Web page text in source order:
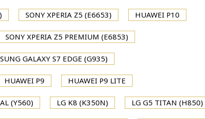
SONY XPERIA Z5 (E6653) HUAWEI P10
SONY XPERIA Z5 PREMIUM (E6853)
GALAXY S7 EDGE (G935)
HUAWEI P9 HUAWEI P9 LITE
(Y560) LG K8 (K350N) LG G5 TITAN (H850)